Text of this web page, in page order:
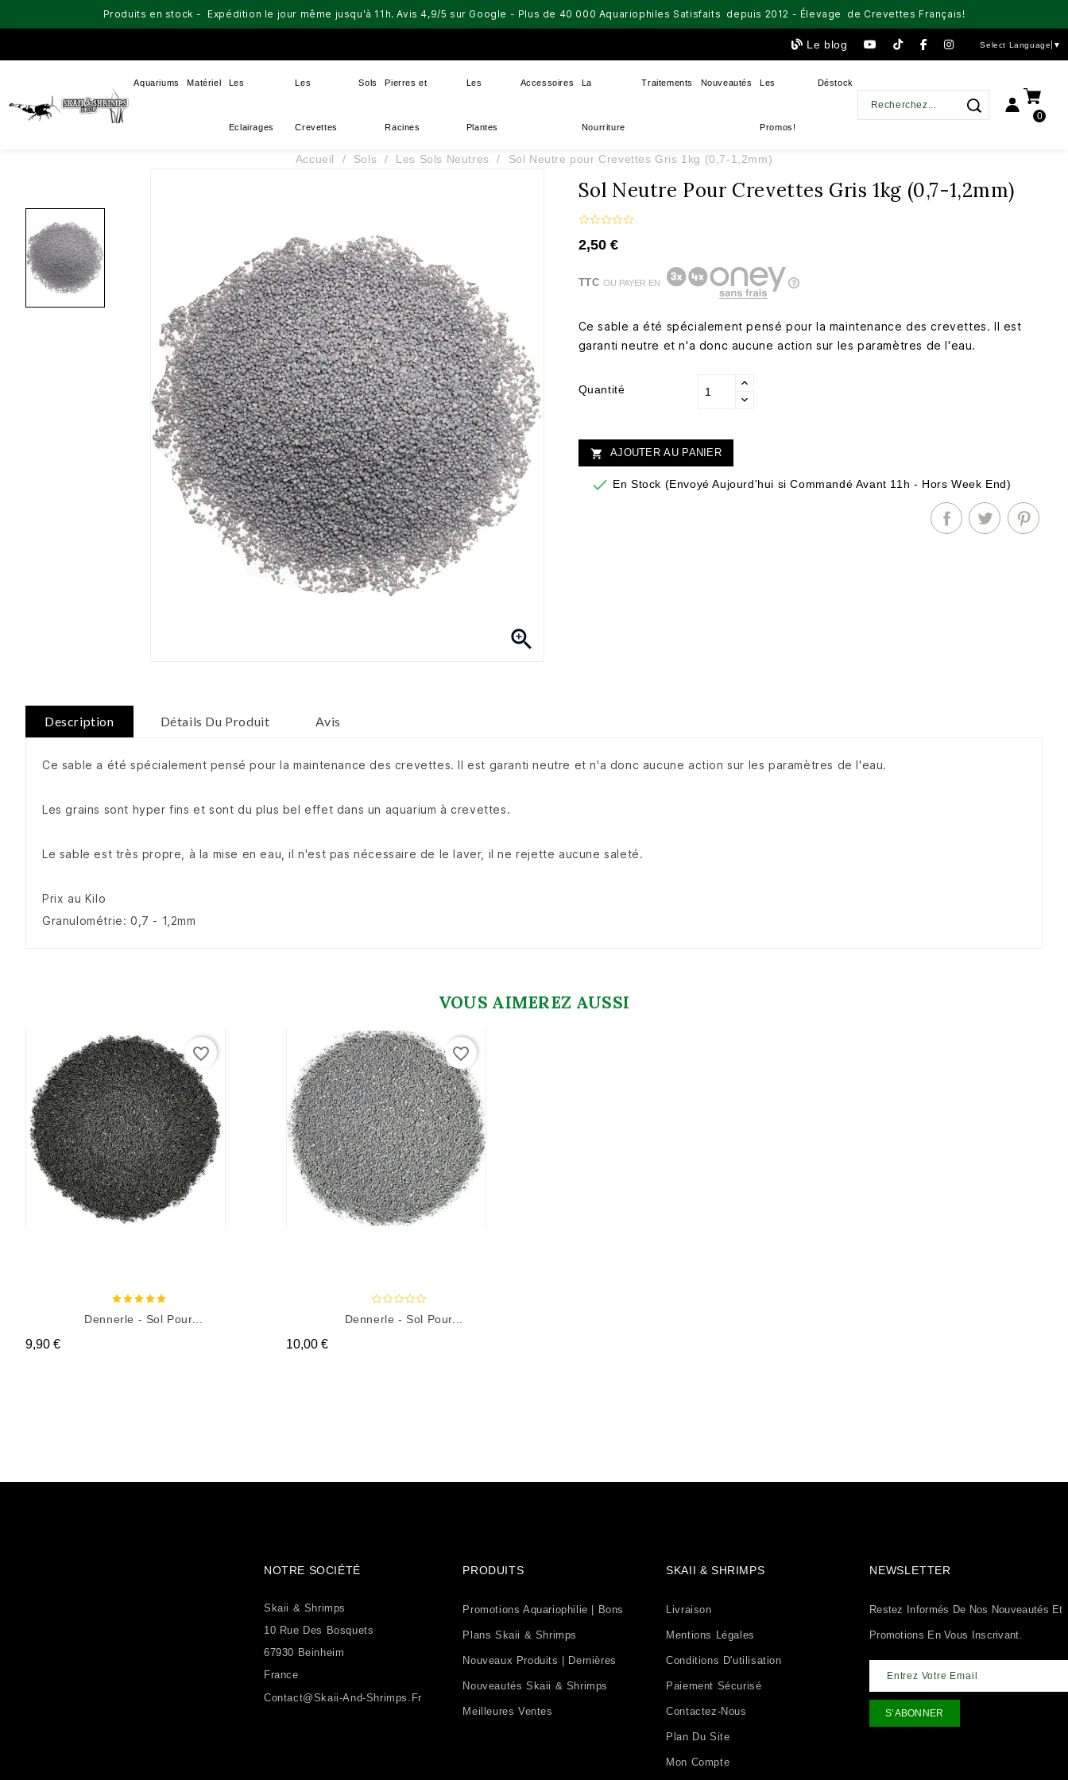
Produits en stock - Expédition le jour même jusqu'à 11h. Avis 4,9/5 sur Google - Plus de 40 000 Aquariophiles Satisfaits depuis 2012 - Élevage de Crevettes Français!
Le blog Select Language ▼
Aquariums Matériel Les
Eclairages
Les
Crevettes
Sols Pierres et
Racines
Les
Plantes
Accessoires La
Nourriture
Traitements Nouveautés Les
Promos!
Déstock
0
Accueil Sols Les Sols Neutres Sol Neutre pour Crevettes Gris 1kg (0,7-1,2mm)

Sol Neutre Pour Crevettes Gris 1kg (0,7-1,2mm)
2,50 €
TTCOU PAYER EN
Ce sable a été spécialement pensé pour la maintenance des crevettes. Il est
garanti neutre et n'a donc aucune action sur les paramètres de l'eau.
Quantité
 AJOUTER AU PANIER
 En Stock (Envoyé Aujourd'hui si Commandé Avant 11h - Hors Week End)
Description Détails Du Produit Avis
Ce sable a été spécialement pensé pour la maintenance des crevettes. Il est garanti neutre et n'a donc aucune action sur les paramètres de l'eau.
Les grains sont hyper fins et sont du plus bel effet dans un aquarium à crevettes.
Le sable est très propre, à la mise en eau, il n'est pas nécessaire de le laver, il ne rejette aucune saleté.
Prix au Kilo
Granulométrie: 0,7 - 1,2mm
VOUS AIMEREZ AUSSI
favorite_border
Dennerle - Sol Pour...
Prix
9,90 €
favorite_border
Dennerle - Sol Pour...
Prix
10,00 €
NOTRE SOCIÉTÉ
Skaii & Shrimps
10 Rue Des Bosquets
67930 Beinheim
France
Contact@skaii-And-Shrimps.fr
PRODUITS
Promotions Aquariophilie | Bons
Plans Skaii & Shrimps
Nouveaux Produits | Dernières
Nouveautés Skaii & Shrimps
Meilleures Ventes
SKAII & SHRIMPS
Livraison
Mentions Légales
Conditions D'utilisation
Paiement Sécurisé
Contactez-Nous
Plan Du Site
Mon Compte
NEWSLETTER
Restez Informés De Nos Nouveautés Et
Promotions En Vous Inscrivant.